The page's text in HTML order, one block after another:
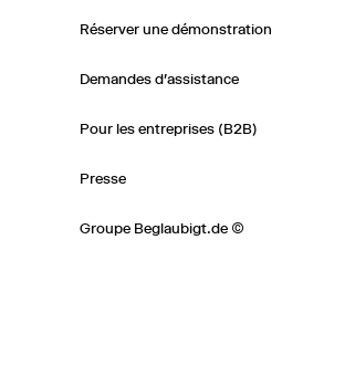
Réserver une démonstration
Demandes d'assistance
Pour les entreprises (B2B)
Presse
Groupe Beglaubigt.de ©